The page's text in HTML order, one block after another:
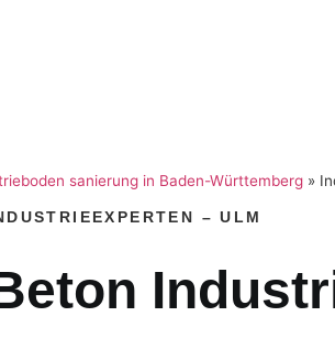
sanierung in Baden-Württemberg »
– ULM